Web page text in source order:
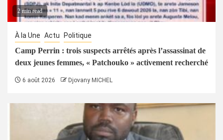
2 min read
À la Une Actu Politique
Camp Perrin : trois suspects arrêtés après l’assassinat de
deux jeunes femmes, « Patchouko » activement recherché
6 août 2026 Djovany MICHEL